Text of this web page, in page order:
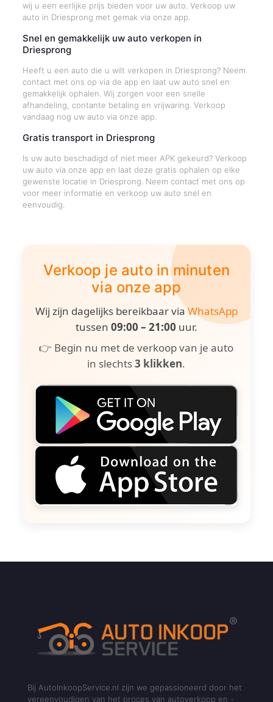
wij u een eerlijke prijs bieden voor uw auto. Verkoop uw
auto in Driesprong met gemak via onze app.
Snel en gemakkelijk uw auto verkopen in
Driesprong
Heeft u een auto die u wilt verkopen in Driesprong? Neem
contact met ons op via de app en laat uw auto snel en
gemakkelijk ophalen. Wij zorgen voor een snelle
afhandeling, contante betaling en vrijwaring. Verkoop
vandaag nog uw auto via onze app.
Gratis transport in Driesprong
Is uw auto beschadigd of niet meer APK gekeurd? Verkoop
uw auto via onze app en laat deze gratis ophalen op elke
gewenste locatie in Driesprong. Neem contact met ons op
voor meer informatie en verkoop uw auto snel en
eenvoudig.
Verkoop je auto in minuten
via onze app
Wij zijn dagelijks bereikbaar viaWhatsApp
tussen 09:00 – 21:00 uur.
👉 Begin nu met de verkoop van je auto
in slechts3 klikken.
Bij AutoInkoopService.nl zijn we gepassioneerd door het
vereenvoudigen van het proces van autoverkoop en -